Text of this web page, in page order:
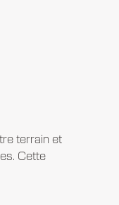
terrain et
Cette